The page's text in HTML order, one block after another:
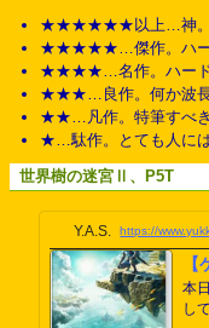
★★★★★★以上…神。人
★★★★★…傑作。ハード
★★★★…名作。ハードを
★★★…良作。何か波長
★★…凡作。特筆すべき
★…駄作。とても人には
世界樹の迷宮Ⅱ、P5T
Y.A.S. https://
本
し